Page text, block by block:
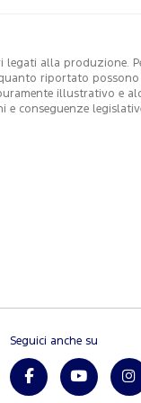
alla produzione.
riportato
illustrativo e
conseguenze
Seguici anche su